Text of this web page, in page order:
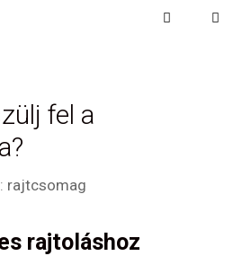
fel a
rajtcsomag
rajtoláshoz